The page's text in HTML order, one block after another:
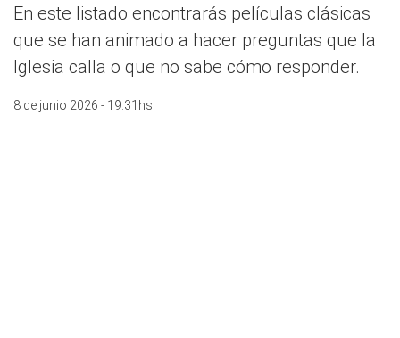
En este listado encontrarás películas clásicas
que se han animado a hacer preguntas que la
Iglesia calla o que no sabe cómo responder.
8 de junio 2026 - 19:31hs